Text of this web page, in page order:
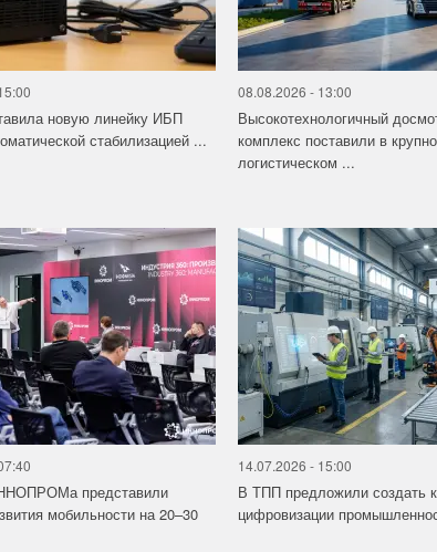
новую линейку ИБП
стабилизацией ...
08.08.2026 - 13:00
Высокотехнологичный
комплекс поставили в
логистическом ...
представили
мобильности на 20–30
14.07.2026 - 15:00
В ТПП предложили создать
цифровизации